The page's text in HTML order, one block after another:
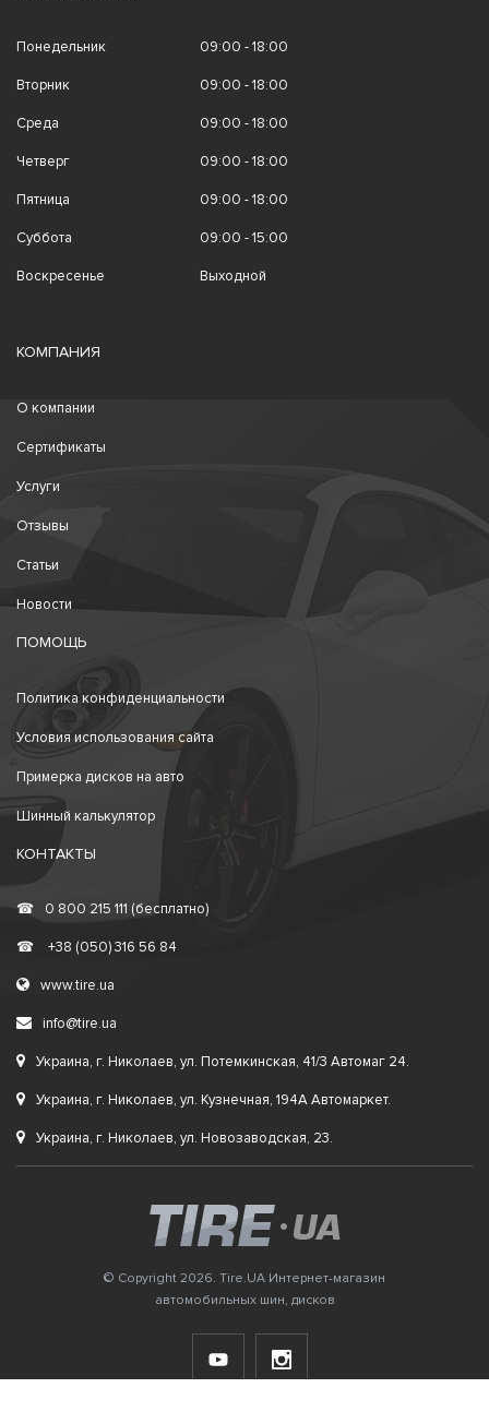
Понедельник 09:00 - 18:00
Вторник 09:00 - 18:00
Среда 09:00 - 18:00
Четверг 09:00 - 18:00
Пятница 09:00 - 18:00
Суббота 09:00 - 15:00
Воскресенье Выходной
КОМПАНИЯ
О компании
Сертификаты
Услуги
Отзывы
Статьи
Новости
ПОМОЩЬ
Политика конфиденциальности
Условия использования сайта
Примерка дисков на авто
Шинный калькулятор
КОНТАКТЫ
☎ 0 800 215 111 (бесплатно)
☎ +38 (050) 316 56 84
www.tire.ua
info@tire.ua
Украина, г. Николаев, ул. Потемкинская, 41/3 Автомаг 24.
Украина, г. Николаев, ул. Кузнечная, 194А Автомаркет.
Украина, г. Николаев, ул. Новозаводская, 23.
© Copyright 2026. Tire.UA Интернет-магазин
автомобильных шин, дисков